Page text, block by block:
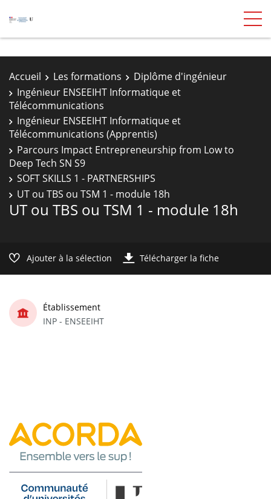
Accueil Les formations
Diplôme d'ingénieur
Ingénieur ENSEEIHT Informatique et
Télécommunications
Ingénieur ENSEEIHT Informatique et
Télécommunications (Apprentis)
Parcours Impact Entrepreneurship from Low to
Deep Tech SN S9
SOFT SKILLS 1 - PARTNERSHIPS
UT ou TBS ou TSM 1 - module 18h
UT ou TBS ou TSM 1 - module 18h
Ajouter à la sélection Télécharger la fiche
Établissement
INP - ENSEEIHT